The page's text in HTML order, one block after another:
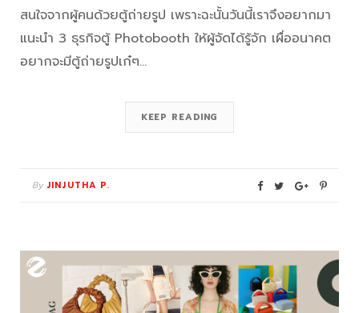
สนใจจากผู้คนด้วยตู้ถ่ายรูป เพราะฉะนั้นวันนี้เราจึงอยากมา
แนะนำ 3 ธุรกิจตู้ Photobooth ให้ผู้จัดได้รู้จัก เผื่ออนาคต
อยากจะมีตู้ถ่ายรูปเก๋ๆ…
KEEP READING
By JINJUTHA P.